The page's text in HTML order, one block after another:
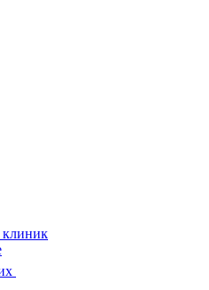
клиник